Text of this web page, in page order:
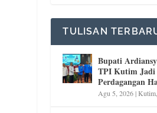
TULISAN
Bupati
TPI Kutim Jadi
Perdagangan
Agu 5, 2026|Kutim